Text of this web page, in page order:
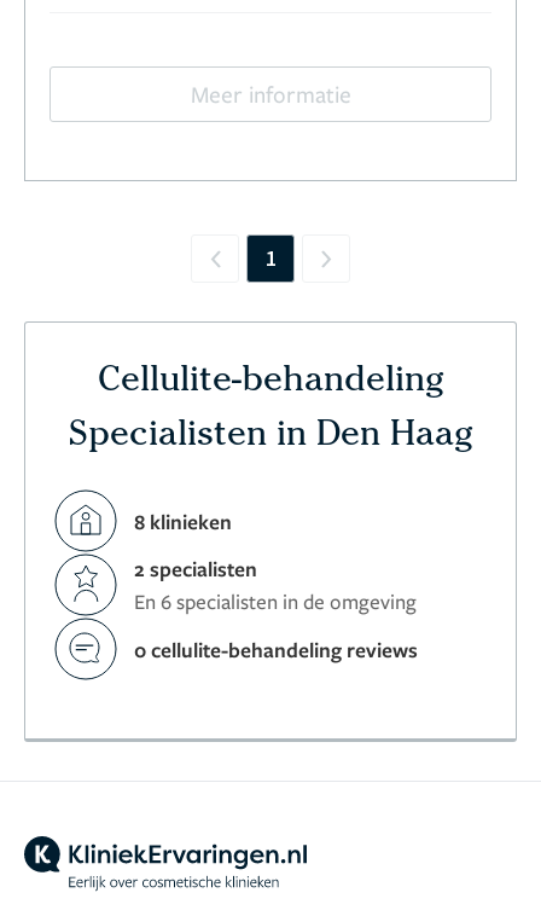
Meer informatie
Previous
1 Next
Cellulite-behandeling
Specialisten in Den Haag
8 klinieken
2 specialisten
En 6 specialisten in de omgeving
0 cellulite-behandeling reviews